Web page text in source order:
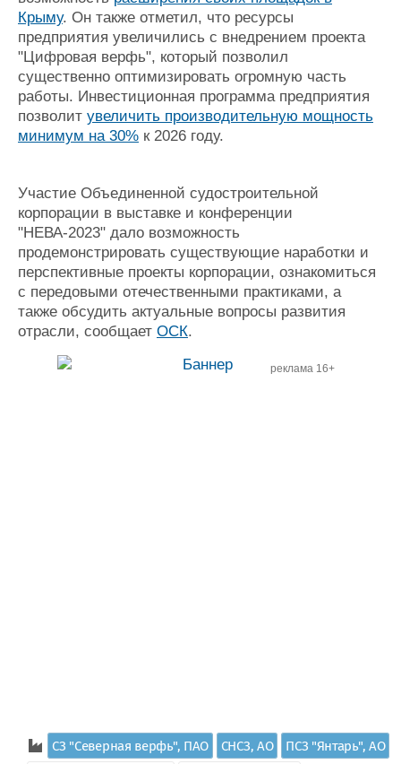
Крыму. Он также отметил, что ресурсы
предприятия увеличились с внедрением проекта
"Цифровая верфь", который позволил
существенно оптимизировать огромную часть
работы. Инвестиционная программа предприятия
позволит увеличить производительную мощность
минимум на 30% к 2026 году.
Участие Объединенной судостроительной
корпорации в выставке и конференции
"НЕВА-2023" дало возможность
продемонстрировать существующие наработки и
перспективные проекты корпорации, ознакомиться
с передовыми отечественными практиками, а
также обсудить актуальные вопросы развития
отрасли, сообщает ОСК.
реклама 16+
СЗ "Северная верфь", ПАО СНСЗ, АО
ПСЗ "Янтарь", АО